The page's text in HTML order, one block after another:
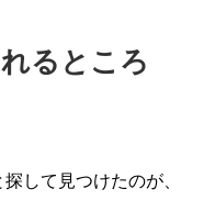
るところ
して見つけたのが、